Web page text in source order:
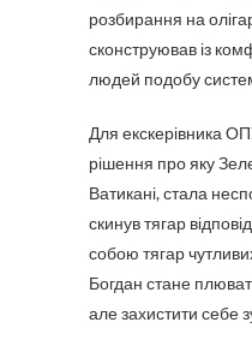
розбирання на
сконструював із
людей подобу
Для екскерівника
рішення про яку
Ватикані, стала
скинув тягар
собою тягар
Богдан стане
але захистити себе